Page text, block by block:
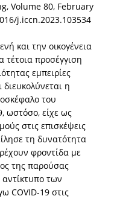
Volume 80, February
j.iccn.2023.103534
και την οικογένεια
τέτοια προσέγγιση
εμπειρίες
η
του
ωστόσο, είχε ως
στις επισκέψεις
τη δυνατότητα
φροντίδα με
της παρούσας
αντίκτυπο των
COVID-19 στις